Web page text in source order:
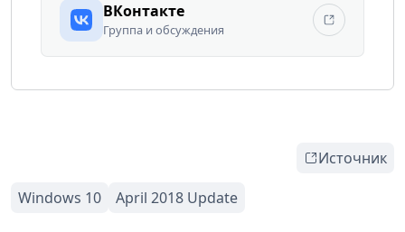
ВКонтакте
Группа и обсуждения
Источник